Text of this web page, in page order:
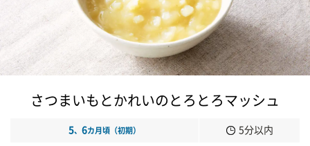
さつまいもとかれいのとろとろマッシュ
5、 6カ月頃（初期） 5分以内